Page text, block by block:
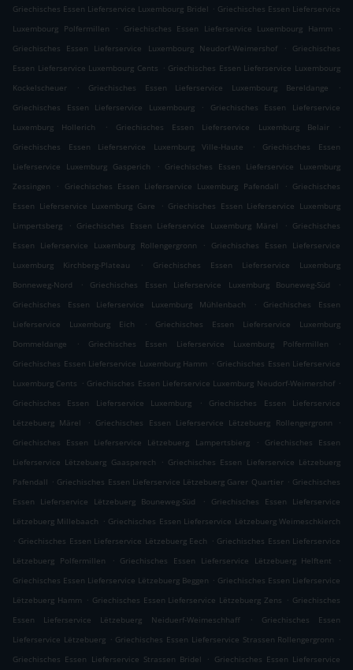
Griechisches Essen Lieferservice Luxembourg Bridel . Griechisches Essen Lieferservice
Luxembourg Polfermillen
. Griechisches Essen Lieferservice Luxembourg Hamm
.
Griechisches Essen Lieferservice Luxembourg Neudorf-Weimershof
.
Griechisches
Essen Lieferservice Luxembourg Cents . Griechisches Essen Lieferservice Luxembourg
Kockelscheuer
. Griechisches Essen Lieferservice Luxembourg Bereldange
.
Griechisches Essen Lieferservice Luxembourg
.
Griechisches Essen Lieferservice
Luxemburg Hollerich
. Griechisches Essen Lieferservice Luxemburg Belair
.
Griechisches Essen Lieferservice Luxemburg Ville-Haute
.
Griechisches Essen
Lieferservice Luxemburg Gasperich
. Griechisches Essen Lieferservice Luxemburg
Zessingen
. Griechisches Essen Lieferservice Luxemburg Pafendall . Griechisches
Essen Lieferservice Luxemburg Gare
. Griechisches Essen Lieferservice Luxemburg
Limpertsberg
. Griechisches Essen Lieferservice Luxemburg Märel . Griechisches
Essen Lieferservice Luxemburg Rollengergronn
.
Griechisches Essen Lieferservice
Luxemburg Kirchberg-Plateau
.
Griechisches Essen Lieferservice Luxemburg
Bonneweg-Nord
. Griechisches Essen Lieferservice Luxemburg Bouneweg-Süd
.
Griechisches Essen Lieferservice Luxemburg Mühlenbach
.
Griechisches Essen
Lieferservice Luxemburg Eich
.
Griechisches Essen Lieferservice Luxemburg
Dommeldange
. Griechisches Essen Lieferservice Luxemburg Polfermillen
.
Griechisches Essen Lieferservice Luxemburg Hamm . Griechisches Essen Lieferservice
Luxemburg Cents . Griechisches Essen Lieferservice Luxemburg Neudorf-Weimershof .
Griechisches Essen Lieferservice Luxemburg
.
Griechisches Essen Lieferservice
Lëtzebuerg Märel
. Griechisches Essen Lieferservice Lëtzebuerg Rollengergronn
.
Griechisches Essen Lieferservice Lëtzebuerg Lampertsbierg
.
Griechisches Essen
Lieferservice Lëtzebuerg Gaasperech
. Griechisches Essen Lieferservice Lëtzebuerg
Pafendall . Griechisches Essen Lieferservice Lëtzebuerg Garer Quartier . Griechisches
Essen Lieferservice Lëtzebuerg Bouneweg-Süd
.
Griechisches Essen Lieferservice
Lëtzebuerg Millebaach . Griechisches Essen Lieferservice Lëtzebuerg Weimeschkierch
. Griechisches Essen Lieferservice Lëtzebuerg Eech . Griechisches Essen Lieferservice
Lëtzebuerg Polfermillen
. Griechisches Essen Lieferservice Lëtzebuerg Helftent
.
Griechisches Essen Lieferservice Lëtzebuerg Beggen . Griechisches Essen Lieferservice
Lëtzebuerg Hamm . Griechisches Essen Lieferservice Lëtzebuerg Zens . Griechisches
Essen Lieferservice Lëtzebuerg Neiduerf-Weimeschhaff
.
Griechisches Essen
Lieferservice Lëtzebuerg . Griechisches Essen Lieferservice Strassen Rollengergronn .
Griechisches Essen Lieferservice Strassen Bridel
. Griechisches Essen Lieferservice